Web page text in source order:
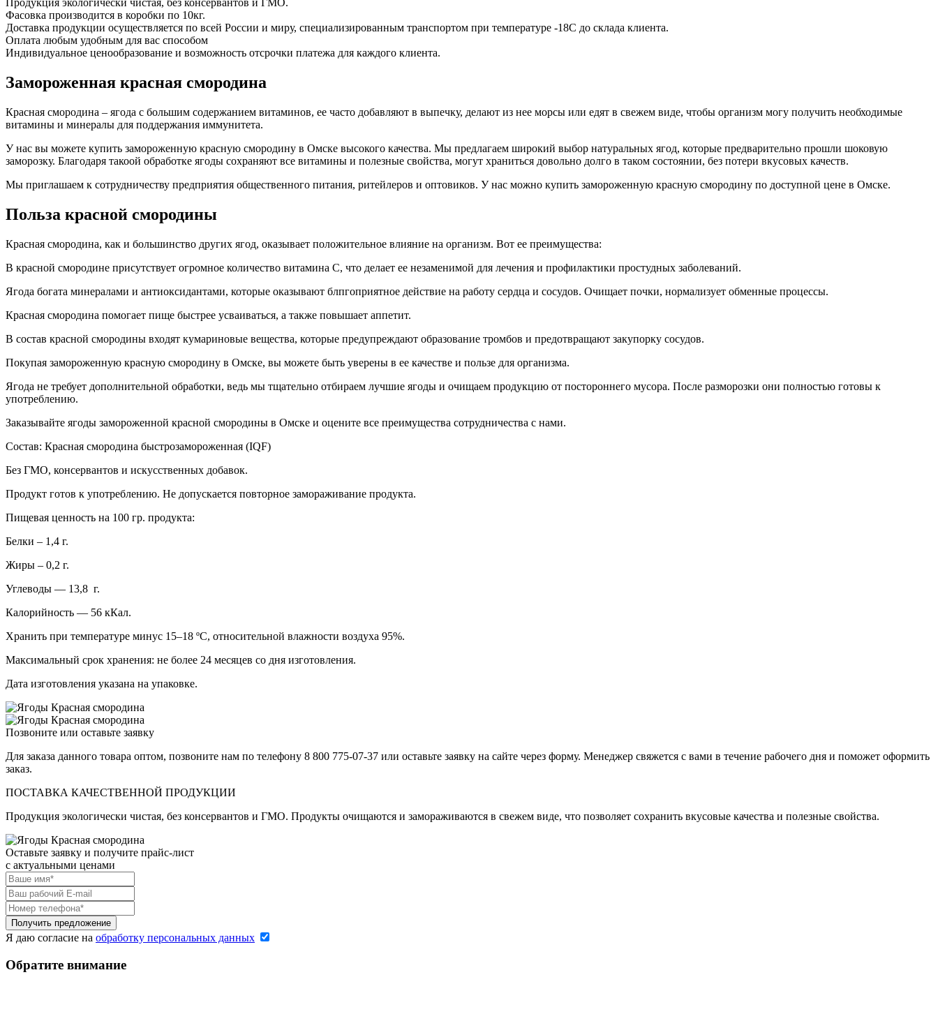
Продукция экологически чистая, без консервантов и ГМО.
Фасовка производится в коробки по 10кг.
Доставка продукции осуществляется по всей России и миру, специализированным транспортом при температуре -18С до склада клиента.
Оплата любым удобным для вас способом
Индивидуальное ценообразование и возможность отсрочки платежа для каждого клиента.
Замороженная красная смородина
Красная смородина – ягода с большим содержанием витаминов, ее часто добавляют в выпечку, делают из нее морсы или едят в свежем виде, чтобы организм могу получить необходимые
витамины и минералы для поддержания иммунитета.
У нас вы можете купить замороженную красную смородину в Омске высокого качества. Мы предлагаем широкий выбор натуральных ягод, которые предварительно прошли шоковую
заморозку. Благодаря такоой обработке ягоды сохраняют все витамины и полезные свойства, могут храниться довольно долго в таком состоянии, без потери вкусовых качеств.
Мы приглашаем к сотрудничеству предприятия общественного питания, ритейлеров и оптовиков. У нас можно купить замороженную красную смородину по доступной цене в Омске.
Польза красной смородины
Красная смородина, как и большинство других ягод, оказывает положительное влияние на организм. Вот ее преимущества:
В красной смородине присутствует огромное количество витамина С, что делает ее незаменимой для лечения и профилактики простудных заболеваний.
Ягода богата минералами и антиоксидантами, которые оказывают блпгоприятное действие на работу сердца и сосудов. Очищает почки, нормализует обменные процессы.
Красная смородина помогает пище быстрее усваиваться, а также повышает аппетит.
В состав красной смородины входят кумариновые вещества, которые предупреждают образование тромбов и предотвращают закупорку сосудов.
Покупая замороженную красную смородину в Омске, вы можете быть уверены в ее качестве и пользе для организма.
Ягода не требует дополнительной обработки, ведь мы тщательно отбираем лучшие ягоды и очищаем продукцию от постороннего мусора. После разморозки они полностью готовы к
употреблению.
Заказывайте ягоды замороженной красной смородины в Омске и оцените все преимущества сотрудничества с нами.
Состав: Красная смородина быстрозамороженная (IQF)
Без ГМО, консервантов и искусственных добавок.
Продукт готов к употреблению. Не допускается повторное замораживание продукта.
Пищевая ценность на 100 гр. продукта:
Белки – 1,4 г.
Жиры – 0,2 г.
Углеводы — 13,8 г.
Калорийность — 56 кКал.
Хранить при температуре минус 15–18 ºС, относительной влажности воздуха 95%.
Максимальный срок хранения: не более 24 месяцев со дня изготовления.
Дата изготовления указана на упаковке.
Позвоните или оставьте заявку
Для заказа данного товара оптом, позвоните нам по телефону 8 800 775-07-37 или оставьте заявку на сайте через форму. Менеджер свяжется с вами в течение рабочего дня и поможет оформить
заказ.
ПОСТАВКА КАЧЕСТВЕННОЙ ПРОДУКЦИИ
Продукция экологически чистая, без консервантов и ГМО. Продукты очищаются и замораживаются в свежем виде, что позволяет сохранить вкусовые качества и полезные свойства.
Оставьте заявку и получите прайс-лист
c актуальными ценами
Я даю согласие на обработку персональных данных
Обратите внимание